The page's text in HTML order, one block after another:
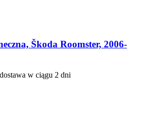
Škoda Roomster, 2006-
w ciągu 2 dni